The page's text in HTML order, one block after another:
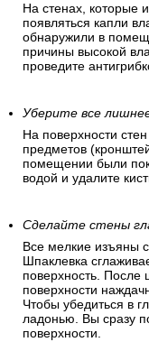
На стенах, которые
появляться капли
обнаружили в
причины высокой
проведите
Уберите все
На поверхности
предметов
помещении были
водой и удалите
Сделайте стены
Все мелкие изъяны
Шпаклевка
поверхность. После
поверхности
Чтобы убедиться в
ладонью. Вы сразу
поверхности.